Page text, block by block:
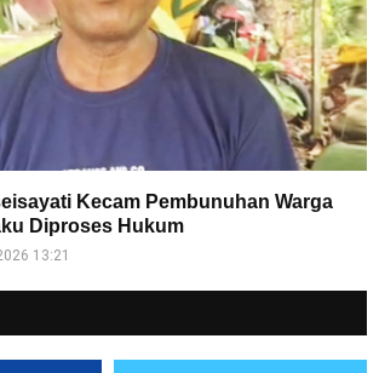
Kecam Pembunuhan Warga
Diproses Hukum
13:21